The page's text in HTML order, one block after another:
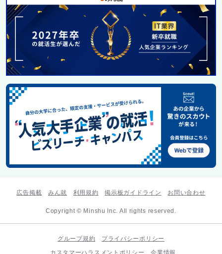
広告掲載 みん就 利用規約 掲示板ガイドライン お問い合わせ
Copyright © Minshu Inc. All rights reserved.
グループ規約
プライバシーポリシー
カスタマーハラスメントポリシー
企業情報